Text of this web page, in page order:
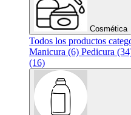
Cosmética
Todos los productos
Manicura (6) Pedicura
(16)